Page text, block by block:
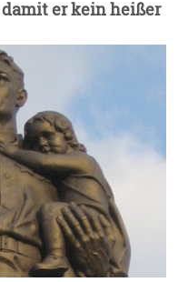
er kein heißer